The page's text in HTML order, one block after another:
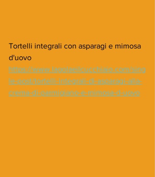
Tortelli integrali con asparagi e mimosa
d'uovo
https://www.lagolaeilcucchiaio.com/sing
le-post/tortelli-integrali-di-asparagi-alla-
crema-di-parmigiano-e-mimosa-d-uovo